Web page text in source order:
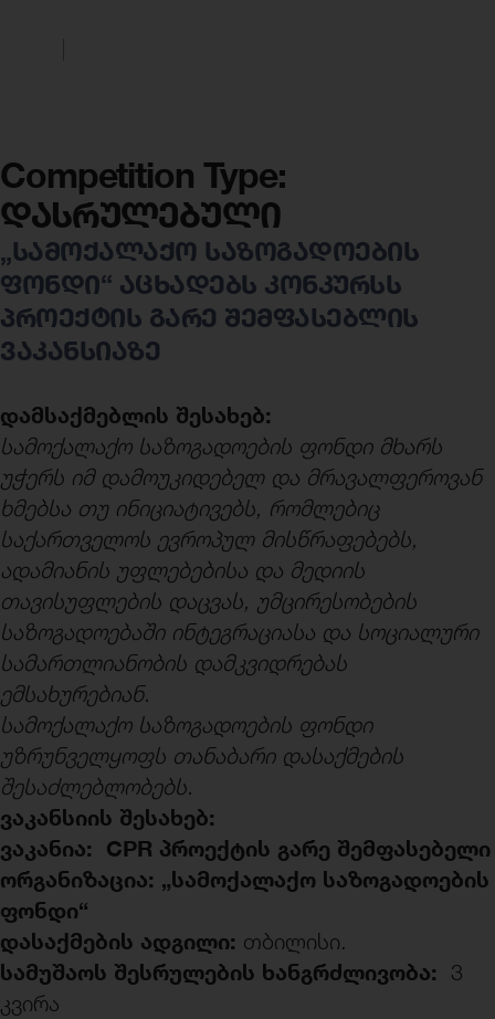
Competition Type:
დასრულებული
„სამოქალაქო საზოგადოების
ფონდი“ აცხადებს კონკურსს
პროექტის გარე შემფასებლის
ვაკანსიაზე
დამსაქმებლის შესახებ:
სამოქალაქო საზოგადოების ფონდი მხარს
უჭერს იმ დამოუკიდებელ და მრავალფეროვან
ხმებსა თუ ინიციატივებს, რომლებიც
საქართველოს ევროპულ მისწრაფებებს,
ადამიანის უფლებებისა და მედიის
თავისუფლების დაცვას, უმცირესობების
საზოგადოებაში ინტეგრაციასა და სოციალური
სამართლიანობის დამკვიდრებას
ემსახურებიან.
სამოქალაქო საზოგადოების ფონდი
უზრუნველყოფს თანაბარი დასაქმების
შესაძლებლობებს.
ვაკანსიის შესახებ:
ვაკანია: CPR პროექტის გარე შემფასებელი
ორგანიზაცია: „სამოქალაქო საზოგადოების
ფონდი“
დასაქმების ადგილი: თბილისი.
სამუშაოს შესრულების ხანგრძლივობა:
3
კვირა